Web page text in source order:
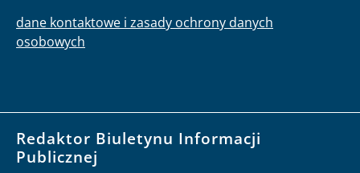
dane kontaktowe i zasady ochrony danych
osobowych
Redaktor Biuletynu Informacji
Publicznej